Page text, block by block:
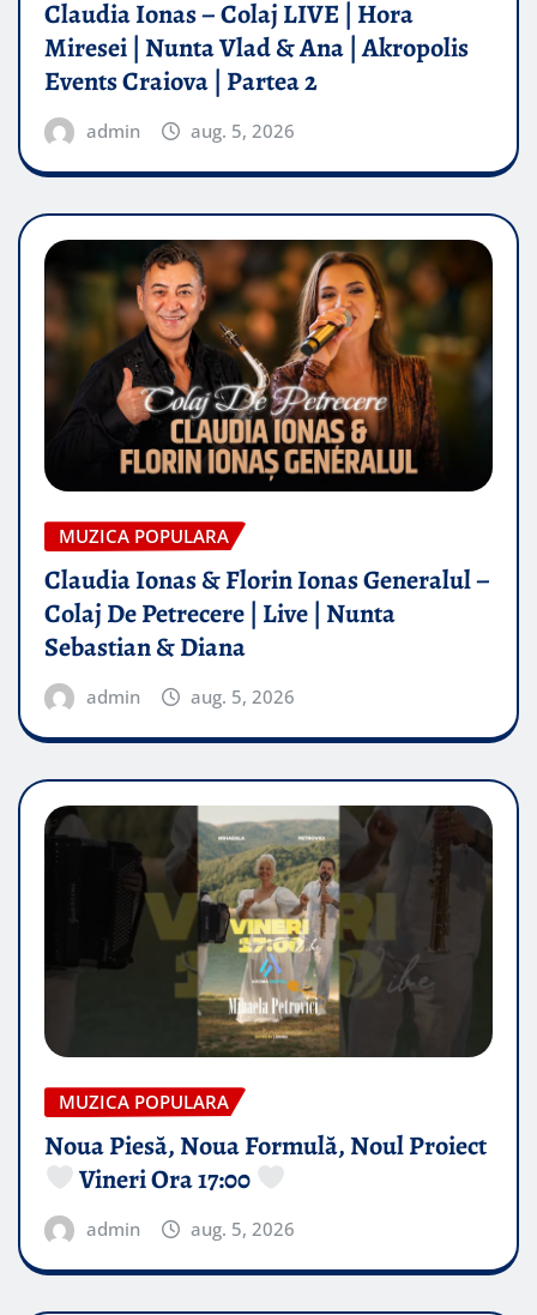
Claudia Ionas – Colaj LIVE | Hora
Miresei | Nunta Vlad & Ana | Akropolis
Events Craiova | Partea 2
admin aug. 5, 2026
MUZICA POPULARA
Claudia Ionas & Florin Ionas Generalul –
Colaj De Petrecere | Live | Nunta
Sebastian & Diana
admin aug. 5, 2026
MUZICA POPULARA
Noua Piesă, Noua Formulă, Noul Proiect
Vineri Ora 17:00
admin aug. 5, 2026